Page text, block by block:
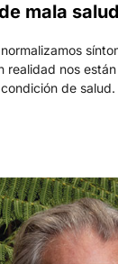
mala salud
realidad nos
de salud.